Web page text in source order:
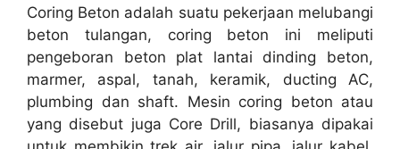
Coring Beton adalah suatu pekerjaan melubangi
beton tulangan, coring beton ini meliputi
pengeboran beton plat lantai dinding beton,
marmer, aspal, tanah, keramik, ducting AC,
plumbing dan shaft. Mesin coring beton atau
yang disebut juga Core Drill, biasanya dipakai